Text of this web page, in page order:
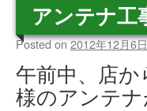
アンテナ工
Posted on2012年12月6日
午前中、店
様のアンテ